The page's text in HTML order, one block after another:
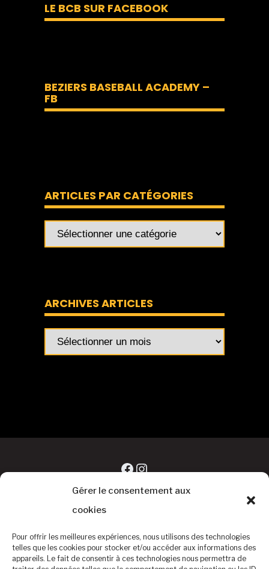
Gérer le consentement aux
cookies
Pour offrir les meilleures expériences, nous utilisons des technologies
telles que les cookies pour stocker et/ou accéder aux informations des
appareils. Le fait de consentir à ces technologies nous permettra de
LE BCB SUR FACEBOOK
BEZIERS BASEBALL ACADEMY –
FB
ARTICLES PAR CATÉGORIES
ARCHIVES ARTICLES
Archives
articles
Facebook
Instagram